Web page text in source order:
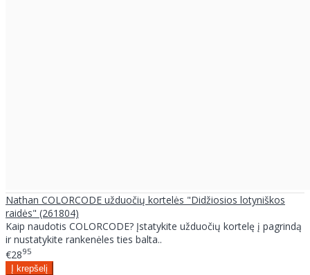
Nathan COLORCODE užduočių kortelės "Didžiosios lotyniškos
raidės" (261804)
Kaip naudotis COLORCODE? Įstatykite užduočių kortelę į pagrindą
ir nustatykite rankenėles ties balta..
€2895